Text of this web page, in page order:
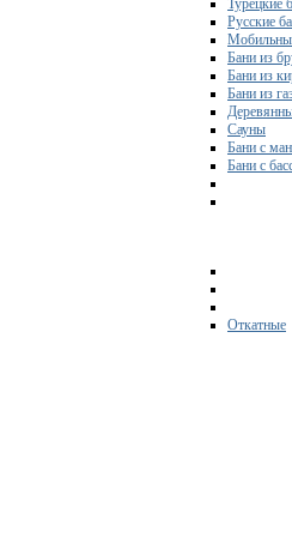
Турецкие
Русские
Бани из
Бани из
Бани из
Сауны
Бани с
Бани с
Откатные